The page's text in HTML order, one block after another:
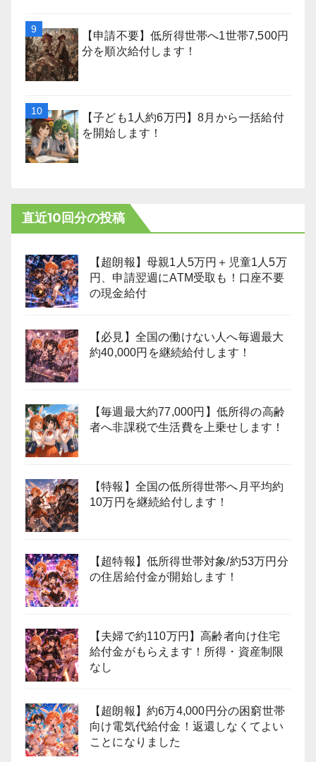
【申請不要】低所得世帯へ1世帯7,500円
分を順次給付します！
【子ども1人約6万円】8月から一括給付
を開始します！
直近10回分の投稿
【超朗報】母親1人5万円＋児童1人5万
円、申請翌週にATM受取も！口座不要
の現金給付
【必見】全国の働けない人へ毎週最大
約40,000円を継続給付します！
【毎週最大約77,000円】低所得の高齢
者へ非課税で生活費を上乗せします！
【特報】全国の低所得世帯へ月平均約
10万円を継続給付します！
【超特報】低所得世帯対象/約53万円分
の住居給付金が開始します！
【夫婦で約110万円】高齢者向け住宅
給付金がもらえます！所得・資産制限
なし
【超朗報】約6万4,000円分の困窮世帯
向け電気代給付金！返還しなくてよい
ことになりました